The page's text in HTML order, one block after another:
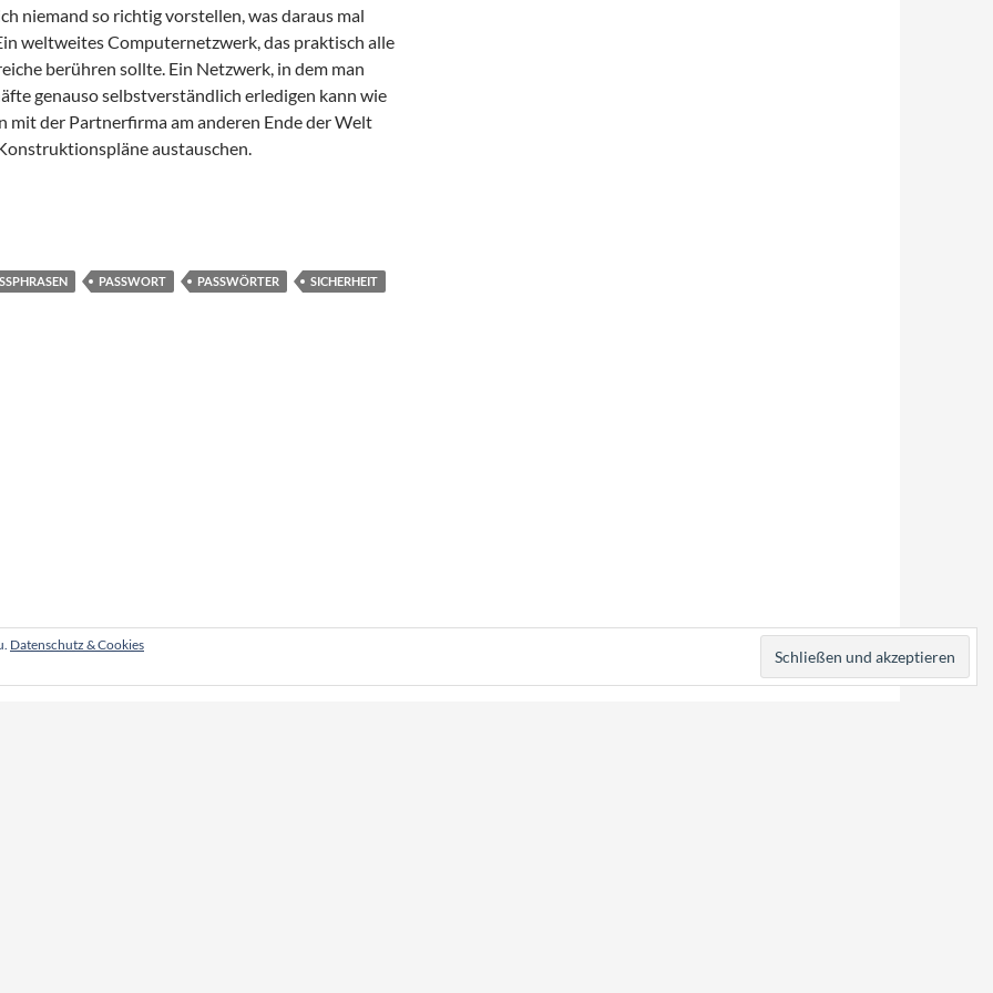
niemand so richtig vorstellen, was daraus mal
weltweites Computernetzwerk, das praktisch alle
berühren sollte. Ein Netzwerk, in dem man
genauso selbstverständlich erledigen kann wie
mit der Partnerfirma am anderen Ende der Welt
austauschen.
– Teil 1: Die Crux mit den Passwörtern
PASSWORT PASSWÖRTER SICHERHEIT
Datenschutz & Cookies